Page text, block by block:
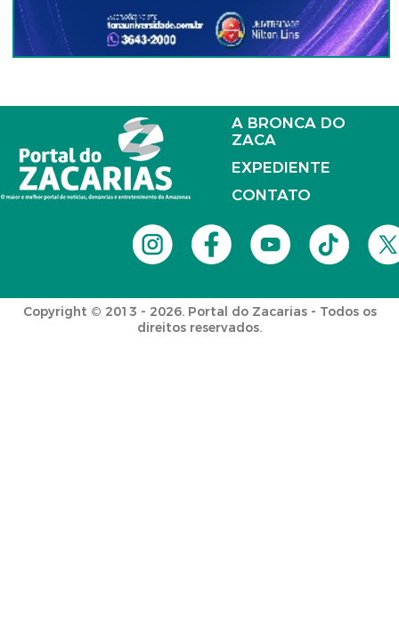
A BRONCA DO
ZACA
EXPEDIENTE
CONTATO
Copyright © 2013 - 2026. Portal do Zacarias - Todos os
direitos reservados.